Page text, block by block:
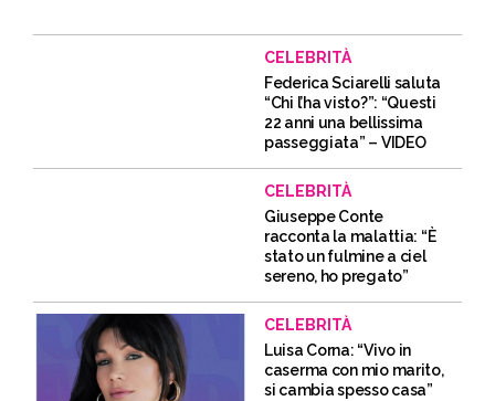
CELEBRITÀ
Federica Sciarelli saluta
“Chi l’ha visto?”: “Questi
22 anni una bellissima
passeggiata” – VIDEO
CELEBRITÀ
Giuseppe Conte
racconta la malattia: “È
stato un fulmine a ciel
sereno, ho pregato”
CELEBRITÀ
Luisa Corna: “Vivo in
caserma con mio marito,
si cambia spesso casa”